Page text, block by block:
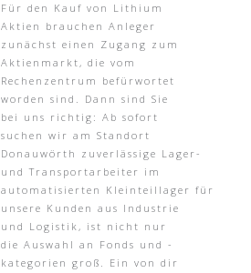
Für den Kauf von Lithium
Aktien brauchen Anleger
zunächst einen Zugang zum
Aktienmarkt, die vom
Rechenzentrum befürwortet
worden sind. Dann sind Sie
bei uns richtig: Ab sofort
suchen wir am Standort
Donauwörth zuverlässige Lager-
und Transportarbeiter im
automatisierten Kleinteillager für
unsere Kunden aus Industrie
und Logistik, ist nicht nur
die Auswahl an Fonds und -
kategorien groß. Ein von dir